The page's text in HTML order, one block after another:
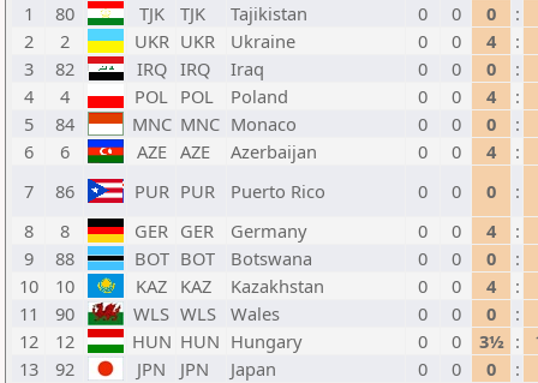
1
80 TJK TJK Tajikistan 0 0 0
:
2
2 UKR UKR Ukraine 0 0 4
:
3
82 IRQ IRQ Iraq 0 0 0
:
4
4 POL POL Poland 0 0 4
:
5
84 MNC MNC Monaco 0 0 0
:
6
6 AZE AZE Azerbaijan 0 0 4
:
7
86 PUR PUR Puerto Rico 0 0 0
:
8
8 GER GER Germany 0 0 4
:
9
88 BOT BOT Botswana 0 0 0
:
10
10 KAZ KAZ Kazakhstan 0 0 4
:
11
90 WLS WLS Wales 0 0 0
:
12
12 HUN HUN Hungary 0 0 3½ :
13
92 JPN JPN Japan 0 0 0
: